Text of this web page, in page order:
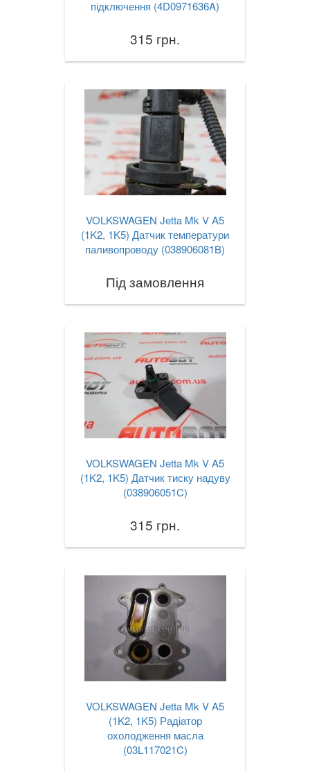
підключення (4D0971636A)
315 грн.
VOLKSWAGEN Jetta Mk V A5
(1K2, 1K5) Датчик температури
паливопроводу (038906081B)
Під замовлення
VOLKSWAGEN Jetta Mk V A5
(1K2, 1K5) Датчик тиску надуву
(038906051C)
315 грн.
VOLKSWAGEN Jetta Mk V A5
(1K2, 1K5) Радіатор
охолодження масла
(03L117021C)